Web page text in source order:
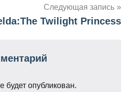
Следующая запись
Twilight Princess
будет опубликован.